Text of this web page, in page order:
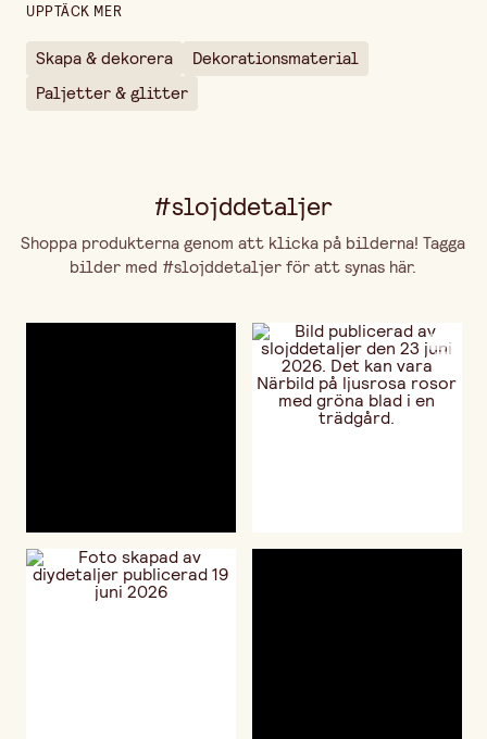
UPPTÄCK MER
Skapa & dekorera
Dekorationsmaterial
Paljetter & glitter
#slojddetaljer
Shoppa produkterna genom att klicka på bilderna! Tagga
bilder med #slojddetaljer för att synas här.